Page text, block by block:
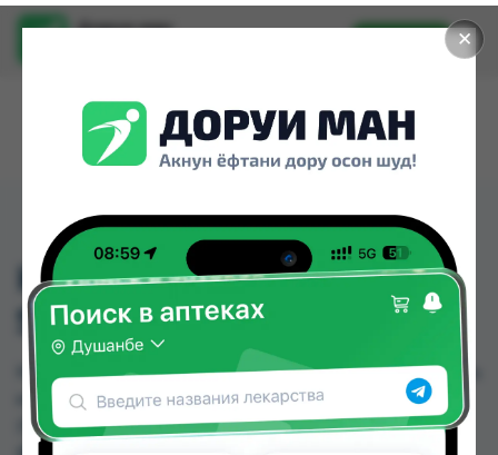
✕
Доруи ман
Установить
KNEE SUPPORT WITH
STAYS №733
KNEE SUPPORT WITH STAYS №733 можно купить
или заказать в аптеках, Авиценна, Аптека Нур
(Nur), Дору Фарм №20, Дору Фарм №6, Дору